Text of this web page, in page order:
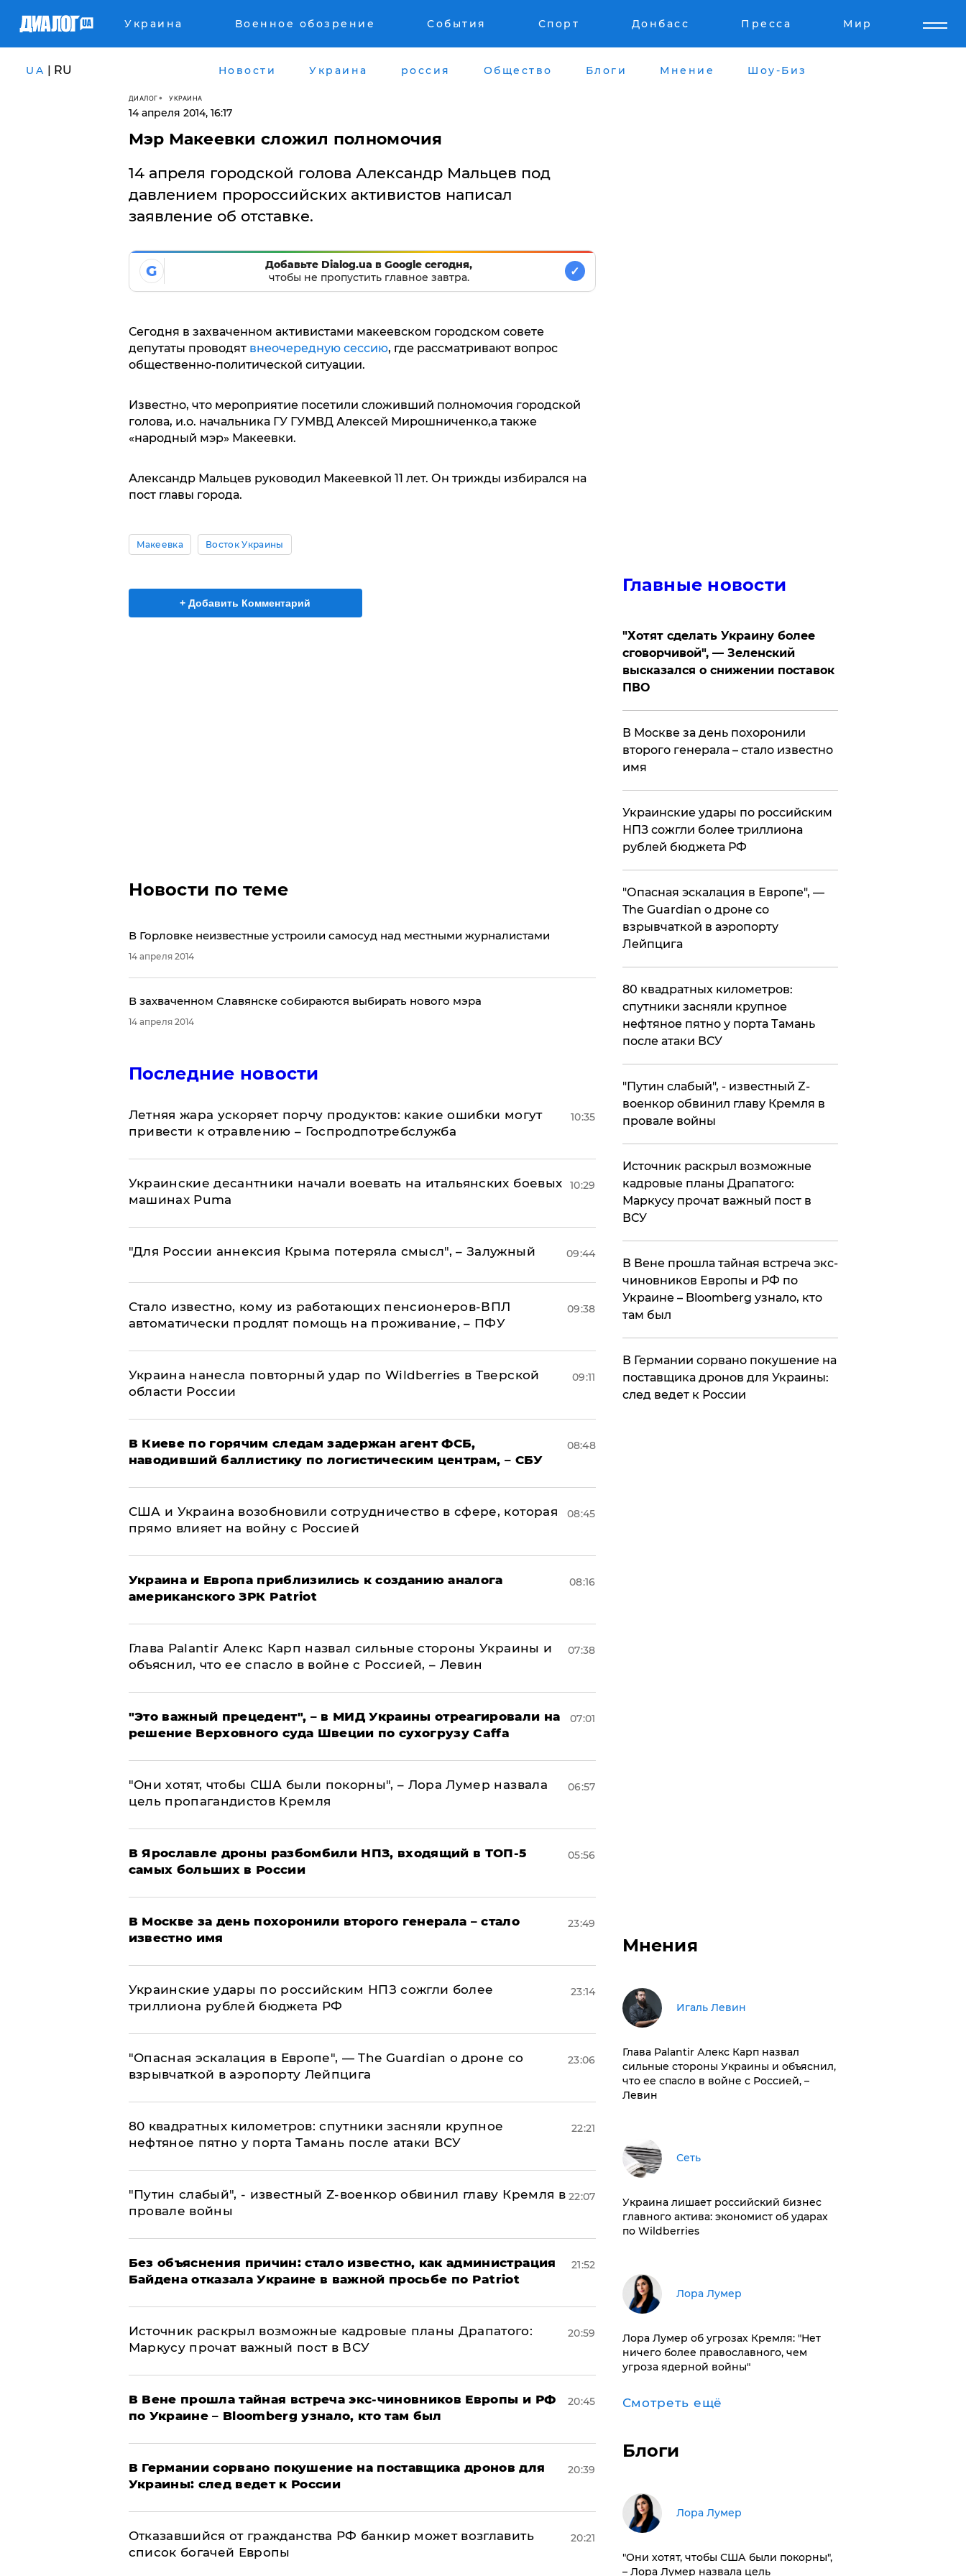
Украина Военное обозрение События Спорт Донбасс Пресса Мир
UA | RU Новости Украина россия Общество Блоги Мнение Шоу-Биз
ДИАЛОГ УКРАИНА
14 апреля 2014, 16:17
Мэр Макеевки сложил полномочия
14 апреля городской голова Александр Мальцев под
давлением пророссийских активистов написал
заявление об отставке.
G
Добавьте Dialog.ua в Google сегодня,
чтобы не пропустить главное завтра.
✓
Сегодня в захваченном активистами макеевском городском совете
депутаты проводят внеочередную сессию, где рассматривают вопрос
общественно-политической ситуации.
Известно, что мероприятие посетили сложивший полномочия городской
голова, и.о. начальника ГУ ГУМВД Алексей Мирошниченко,а также
«народный мэр» Макеевки.
Александр Мальцев руководил Макеевкой 11 лет. Он трижды избирался на
пост главы города.
Макеевка Восток Украины
+ Добавить Комментарий
Новости по теме
В Горловке неизвестные устроили самосуд над местными журналистами
14 апреля 2014
В захваченном Славянске собираются выбирать нового мэра
14 апреля 2014
Последние новости
Летняя жара ускоряет порчу продуктов: какие ошибки могут
привести к отравлению – Госпродпотребслужба
10:35
Украинские десантники начали воевать на итальянских боевых
машинах Puma
10:29
"Для России аннексия Крыма потеряла смысл", – Залужный 09:44
Стало известно, кому из работающих пенсионеров-ВПЛ
автоматически продлят помощь на проживание, – ПФУ
09:38
Украина нанесла повторный удар по Wildberries в Тверской
области России
09:11
В Киеве по горячим следам задержан агент ФСБ,
наводивший баллистику по логистическим центрам, – СБУ
08:48
США и Украина возобновили сотрудничество в сфере, которая
прямо влияет на войну с Россией
08:45
Украина и Европа приблизились к созданию аналога
американского ЗРК Patriot
08:16
Глава Palantir Алекс Карп назвал сильные стороны Украины и
объяснил, что ее спасло в войне с Россией, – Левин
07:38
"Это важный прецедент", – в МИД Украины отреагировали на
решение Верховного суда Швеции по сухогрузу Caffa
07:01
"Они хотят, чтобы США были покорны", – Лора Лумер назвала
цель пропагандистов Кремля
06:57
В Ярославле дроны разбомбили НПЗ, входящий в ТОП-5
самых больших в России
05:56
В Москве за день похоронили второго генерала – стало
известно имя
23:49
Украинские удары по российским НПЗ сожгли более
триллиона рублей бюджета РФ
23:14
"Опасная эскалация в Европе", — The Guardian о дроне со
взрывчаткой в аэропорту Лейпцига
23:06
80 квадратных километров: спутники засняли крупное
нефтяное пятно у порта Тамань после атаки ВСУ
22:21
​"Путин слабый", - известный Z-военкор обвинил главу Кремля в
провале войны
22:07
Без объяснения причин: стало известно, как администрация
Байдена отказала Украине в важной просьбе по Patriot
21:52
​Источник раскрыл возможные кадровые планы Драпатого:
Маркусу прочат важный пост в ВСУ
20:59
В Вене прошла тайная встреча экс-чиновников Европы и РФ
по Украине – Bloomberg узнало, кто там был
20:45
​В Германии сорвано покушение на поставщика дронов для
Украины: след ведет к России
20:39
Отказавшийся от гражданства РФ банкир может возглавить
список богачей Европы
20:21
Главные новости
​"Хотят сделать Украину более
сговорчивой", — Зеленский
высказался о снижении поставок
ПВО
В Москве за день похоронили
второго генерала – стало известно
имя
Украинские удары по российским
НПЗ сожгли более триллиона
рублей бюджета РФ
"Опасная эскалация в Европе", —
The Guardian о дроне со
взрывчаткой в аэропорту
Лейпцига
80 квадратных километров:
спутники засняли крупное
нефтяное пятно у порта Тамань
после атаки ВСУ
​"Путин слабый", - известный Z-
военкор обвинил главу Кремля в
провале войны
​Источник раскрыл возможные
кадровые планы Драпатого:
Маркусу прочат важный пост в
ВСУ
В Вене прошла тайная встреча экс-
чиновников Европы и РФ по
Украине – Bloomberg узнало, кто
там был
​В Германии сорвано покушение на
поставщика дронов для Украины:
след ведет к России
Мнения
Игаль Левин
Глава Palantir Алекс Карп назвал
сильные стороны Украины и объяснил,
что ее спасло в войне с Россией, –
Левин
Сеть
​Украина лишает российский бизнес
главного актива: экономист об ударах
по Wildberries
​Лора Лумер
Лора Лумер об угрозах Кремля: "Нет
ничего более православного, чем
угроза ядерной войны"
Смотреть ещё
Блоги
​Лора Лумер
"Они хотят, чтобы США были покорны",
– Лора Лумер назвала цель